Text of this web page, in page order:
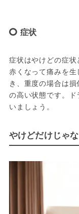
症状
症状はやけどの症
赤くなって痛みを
き、重度の場合は
の高い状態です。
いましょう。
やけどだけじゃ